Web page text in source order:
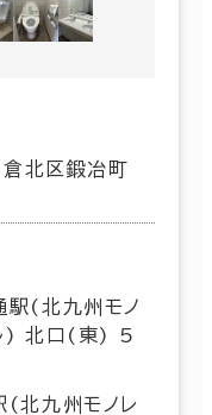
北区鍛冶町
駅(北九州モノ
) 北口(東) 5
(北九州モノレ